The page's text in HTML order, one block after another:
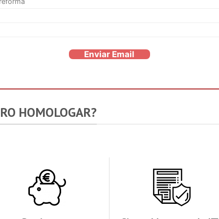
Enviar Email
HOMOLOGAR?